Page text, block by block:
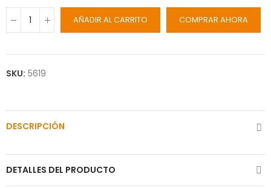
AÑADIR AL CARRITO COMPRAR AHORA
SKU: 5619
DESCRIPCIÓN
DETALLES DEL PRODUCTO